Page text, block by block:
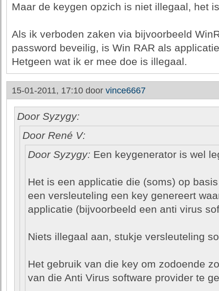
Maar de keygen opzich is niet illegaal, het
Als ik verboden zaken via bijvoorbeeld
password beveilig, is Win RAR als
Hetgeen wat ik er mee doe is illegaal.
15-01-2011, 17:10 door vince6667
Door Syzygy:
Door René V:
Door Syzygy: Een keygenerator is wel
Het is een applicatie die (soms) op
een versleuteling een key genereert
applicatie (bijvoorbeeld een anti virus
Niets illegaal aan, stukje versleuteling
Het gebruik van die key om zodoende
van die Anti Virus software provider te